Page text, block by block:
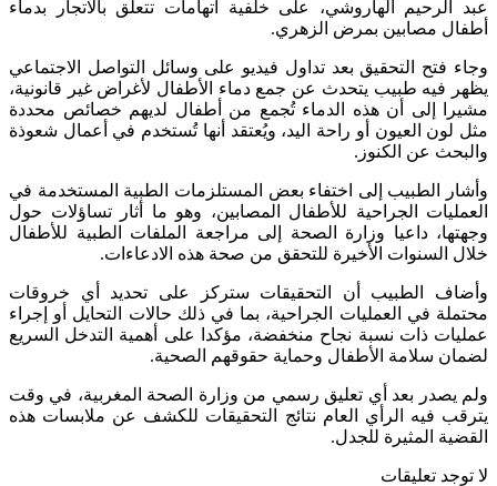
عبد الرحيم الهاروشي، على خلفية اتهامات تتعلق بالاتجار بدماء
أطفال مصابين بمرض الزهري.
وجاء فتح التحقيق بعد تداول فيديو على وسائل التواصل الاجتماعي
يظهر فيه طبيب يتحدث عن جمع دماء الأطفال لأغراض غير قانونية،
مشيرا إلى أن هذه الدماء تُجمع من أطفال لديهم خصائص محددة
مثل لون العيون أو راحة اليد، ويُعتقد أنها تُستخدم في أعمال شعوذة
والبحث عن الكنوز.
وأشار الطبيب إلى اختفاء بعض المستلزمات الطبية المستخدمة في
العمليات الجراحية للأطفال المصابين، وهو ما أثار تساؤلات حول
وجهتها، داعيا وزارة الصحة إلى مراجعة الملفات الطبية للأطفال
خلال السنوات الأخيرة للتحقق من صحة هذه الادعاءات.
وأضاف الطبيب أن التحقيقات ستركز على تحديد أي خروقات
محتملة في العمليات الجراحية، بما في ذلك حالات التحايل أو إجراء
عمليات ذات نسبة نجاح منخفضة، مؤكدا على أهمية التدخل السريع
لضمان سلامة الأطفال وحماية حقوقهم الصحية.
ولم يصدر بعد أي تعليق رسمي من وزارة الصحة المغربية، في وقت
يترقب فيه الرأي العام نتائج التحقيقات للكشف عن ملابسات هذه
القضية المثيرة للجدل.
لا توجد تعليقات